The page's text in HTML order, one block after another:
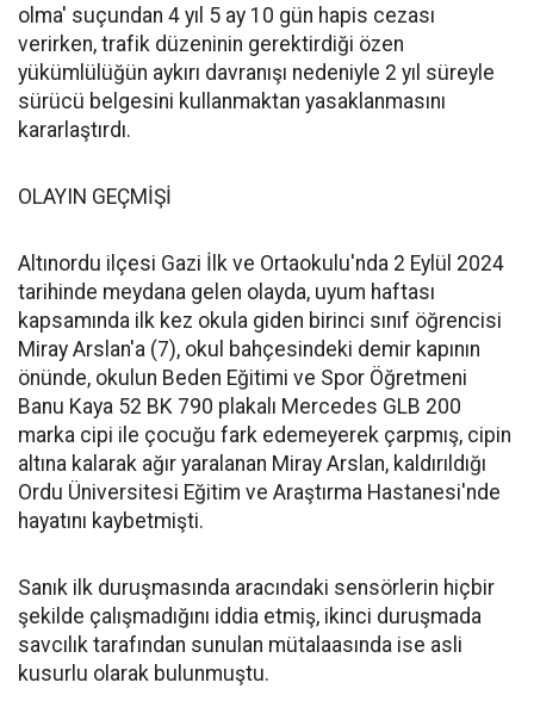
olma' suçundan 4 yıl 5 ay 10 gün hapis cezası
verirken, trafik düzeninin gerektirdiği özen
yükümlülüğün aykırı davranışı nedeniyle 2 yıl süreyle
sürücü belgesini kullanmaktan yasaklanmasını
kararlaştırdı.
OLAYIN GEÇMİŞİ
Altınordu ilçesi Gazi İlk ve Ortaokulu'nda 2 Eylül 2024
tarihinde meydana gelen olayda, uyum haftası
kapsamında ilk kez okula giden birinci sınıf öğrencisi
Miray Arslan'a (7), okul bahçesindeki demir kapının
önünde, okulun Beden Eğitimi ve Spor Öğretmeni
Banu Kaya 52 BK 790 plakalı Mercedes GLB 200
marka cipi ile çocuğu fark edemeyerek çarpmış, cipin
altına kalarak ağır yaralanan Miray Arslan, kaldırıldığı
Ordu Üniversitesi Eğitim ve Araştırma Hastanesi'nde
hayatını kaybetmişti.
Sanık ilk duruşmasında aracındaki sensörlerin hiçbir
şekilde çalışmadığını iddia etmiş, ikinci duruşmada
savcılık tarafından sunulan mütalaasında ise asli
kusurlu olarak bulunmuştu.